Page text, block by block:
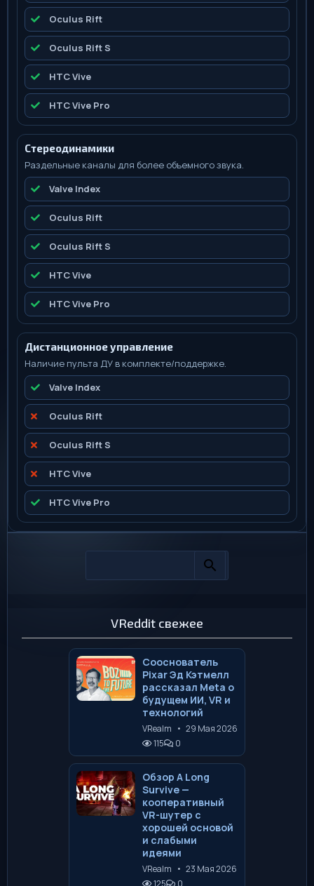
Oculus Rift
Oculus Rift S
HTC Vive
HTC Vive Pro
Стереодинамики
Раздельные каналы для более объемного звука.
Valve Index
Oculus Rift
Oculus Rift S
HTC Vive
HTC Vive Pro
Дистанционное управление
Наличие пульта ДУ в комплекте/поддержке.
Valve Index
Oculus Rift
Oculus Rift S
HTC Vive
HTC Vive Pro
VReddit свежее
Сооснователь
Pixar Эд Кэтмелл
рассказал Meta о
будущем ИИ, VR и
технологий
VRealm • 29 Мая 2026
115
0
Обзор A Long
Survive —
кооперативный
VR-шутер с
хорошей основой
и слабыми
идеями
VRealm • 23 Мая 2026
125
0